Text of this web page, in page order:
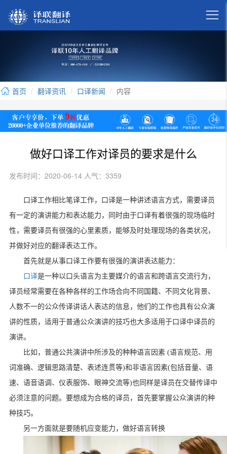

首页 翻译资讯 口译新闻 内容
做好口译工作对译员的要求是什么
发布时间：2020-06-14 人气：3359
口译工作相比笔译工作，口译是一种讲述语言方式，需要译员
有一定的演讲能力和表达能力，同时由于口译有着很强的现场临时
性，需要译员有很强的心里素质，能够及时处理现场的各类状况，
并做好对应的翻译表达工作。
首先就是从事口译工作要有很强的演讲表达能力：
口译是一种以口头语言为主要媒介的语言和跨语言交流行为，
译员经常需要在各种各样的工作场合向不同国籍、不同文化背景、
人数不一的公众传译讲话人表达的信息，他们的工作也具有公众演
讲的性质，适用于普通公众演讲的技巧也大多适用于口译中译员的
演讲。
比如，普通公共演讲中所涉及的种种语言因素 (语言规范、用
词准确、逻辑思路清楚、表述连贯等)和非语言因素(包括音量、语
速、语音语调、仪表服饰、眼神交流等)也同样是译员在交替传译中
必须注意的问题。要想成为合格的译员，首先要掌握公众演讲的种
种技巧。
另一方面就是要随机应变能力，做好语言转换